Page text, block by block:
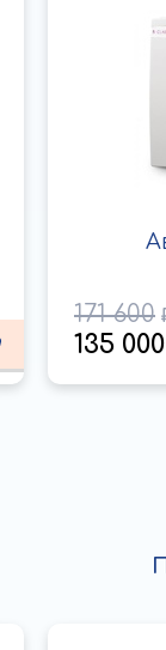
171 600
135 000